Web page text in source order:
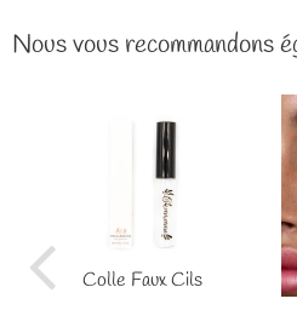
Nous vous recommandons
Colle Faux Cils